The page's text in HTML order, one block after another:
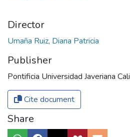
Director
Umaña Ruiz, Diana Patricia
Publisher
Pontificia Universidad Javeriana Cali
Cite document
Share